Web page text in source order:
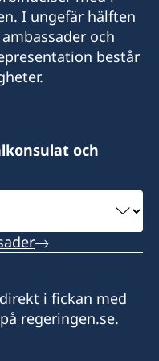
gil
I ungefär hälften
och
består
och
i fickan med
regeringen.se.